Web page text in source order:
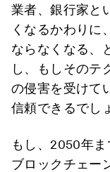
業者、銀行家と
くなるかわりに
ならなくなる、
し、もしそのテ
の侵害を受けて
信頼できるでし
もし、2050年
ブロックチェー